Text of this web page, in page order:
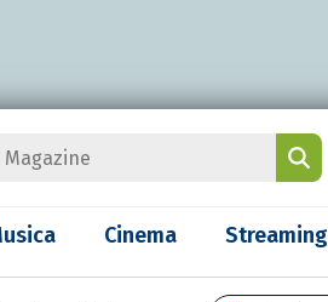
Cinema Streaming